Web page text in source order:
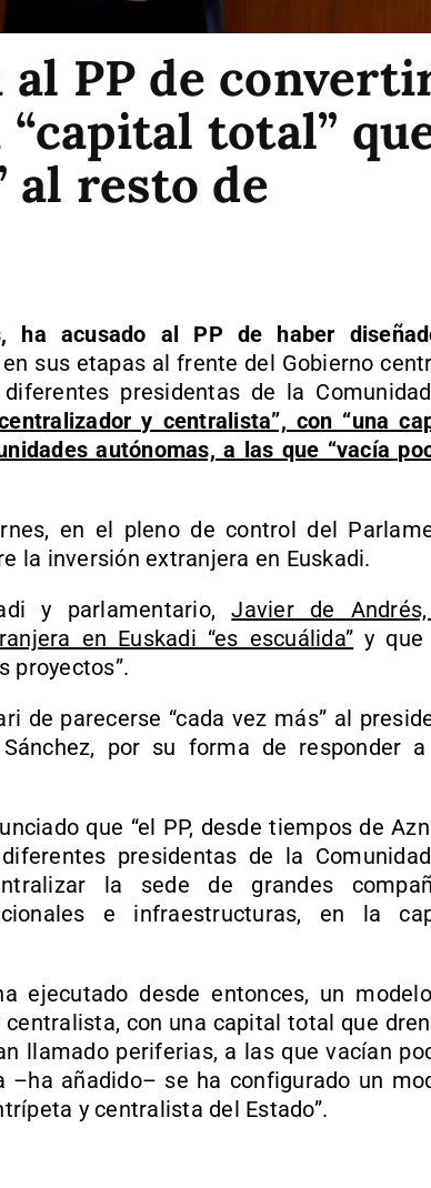
al PP de
total”
al resto de
ha acusado al PP de haber
en sus etapas al frente del Gobierno
presidentas de la
y centralista”, con “una
autónomas, a las que “vacía
en el pleno de control del
la inversión extranjera en Euskadi.
y parlamentario,Javier de
en Euskadi “es escuálida” y que
proyectos”.
de parecerse “cada vez más” al
por su forma de responder
que “el PP, desde tiempos de
presidentas de la
la sede de grandes
e infraestructuras, en la
ejecutado desde entonces, un
con una capital total que
llamado periferias, a las que vacían
–ha añadido– se ha configurado un
y centralista del Estado”.